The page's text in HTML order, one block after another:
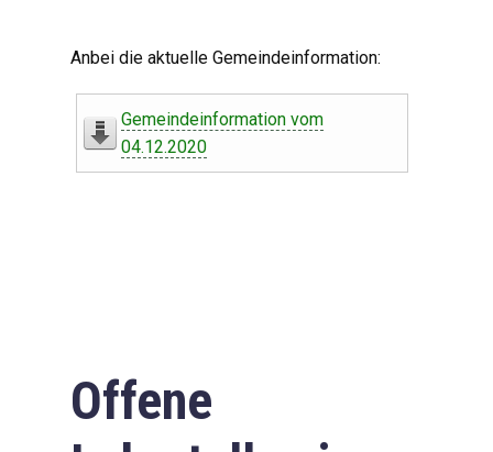
Anbei die aktuelle Gemeindeinformation:
Gemeindeinformation vom
04.12.2020
Offene